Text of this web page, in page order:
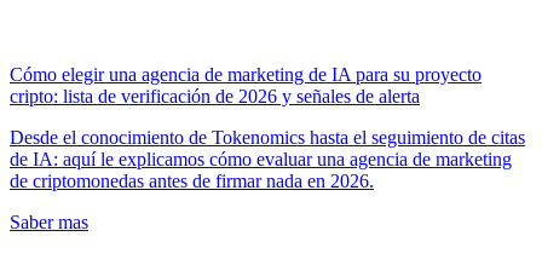
Cómo elegir una agencia de marketing de IA para su proyecto
cripto: lista de verificación de 2026 y señales de alerta
Desde el conocimiento de Tokenomics hasta el seguimiento de citas
de IA: aquí le explicamos cómo evaluar una agencia de marketing
de criptomonedas antes de firmar nada en 2026.
Saber mas